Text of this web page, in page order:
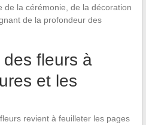
de la cérémonie, de la décoration
de la profondeur des
fleurs à
et les
revient à feuilleter les pages